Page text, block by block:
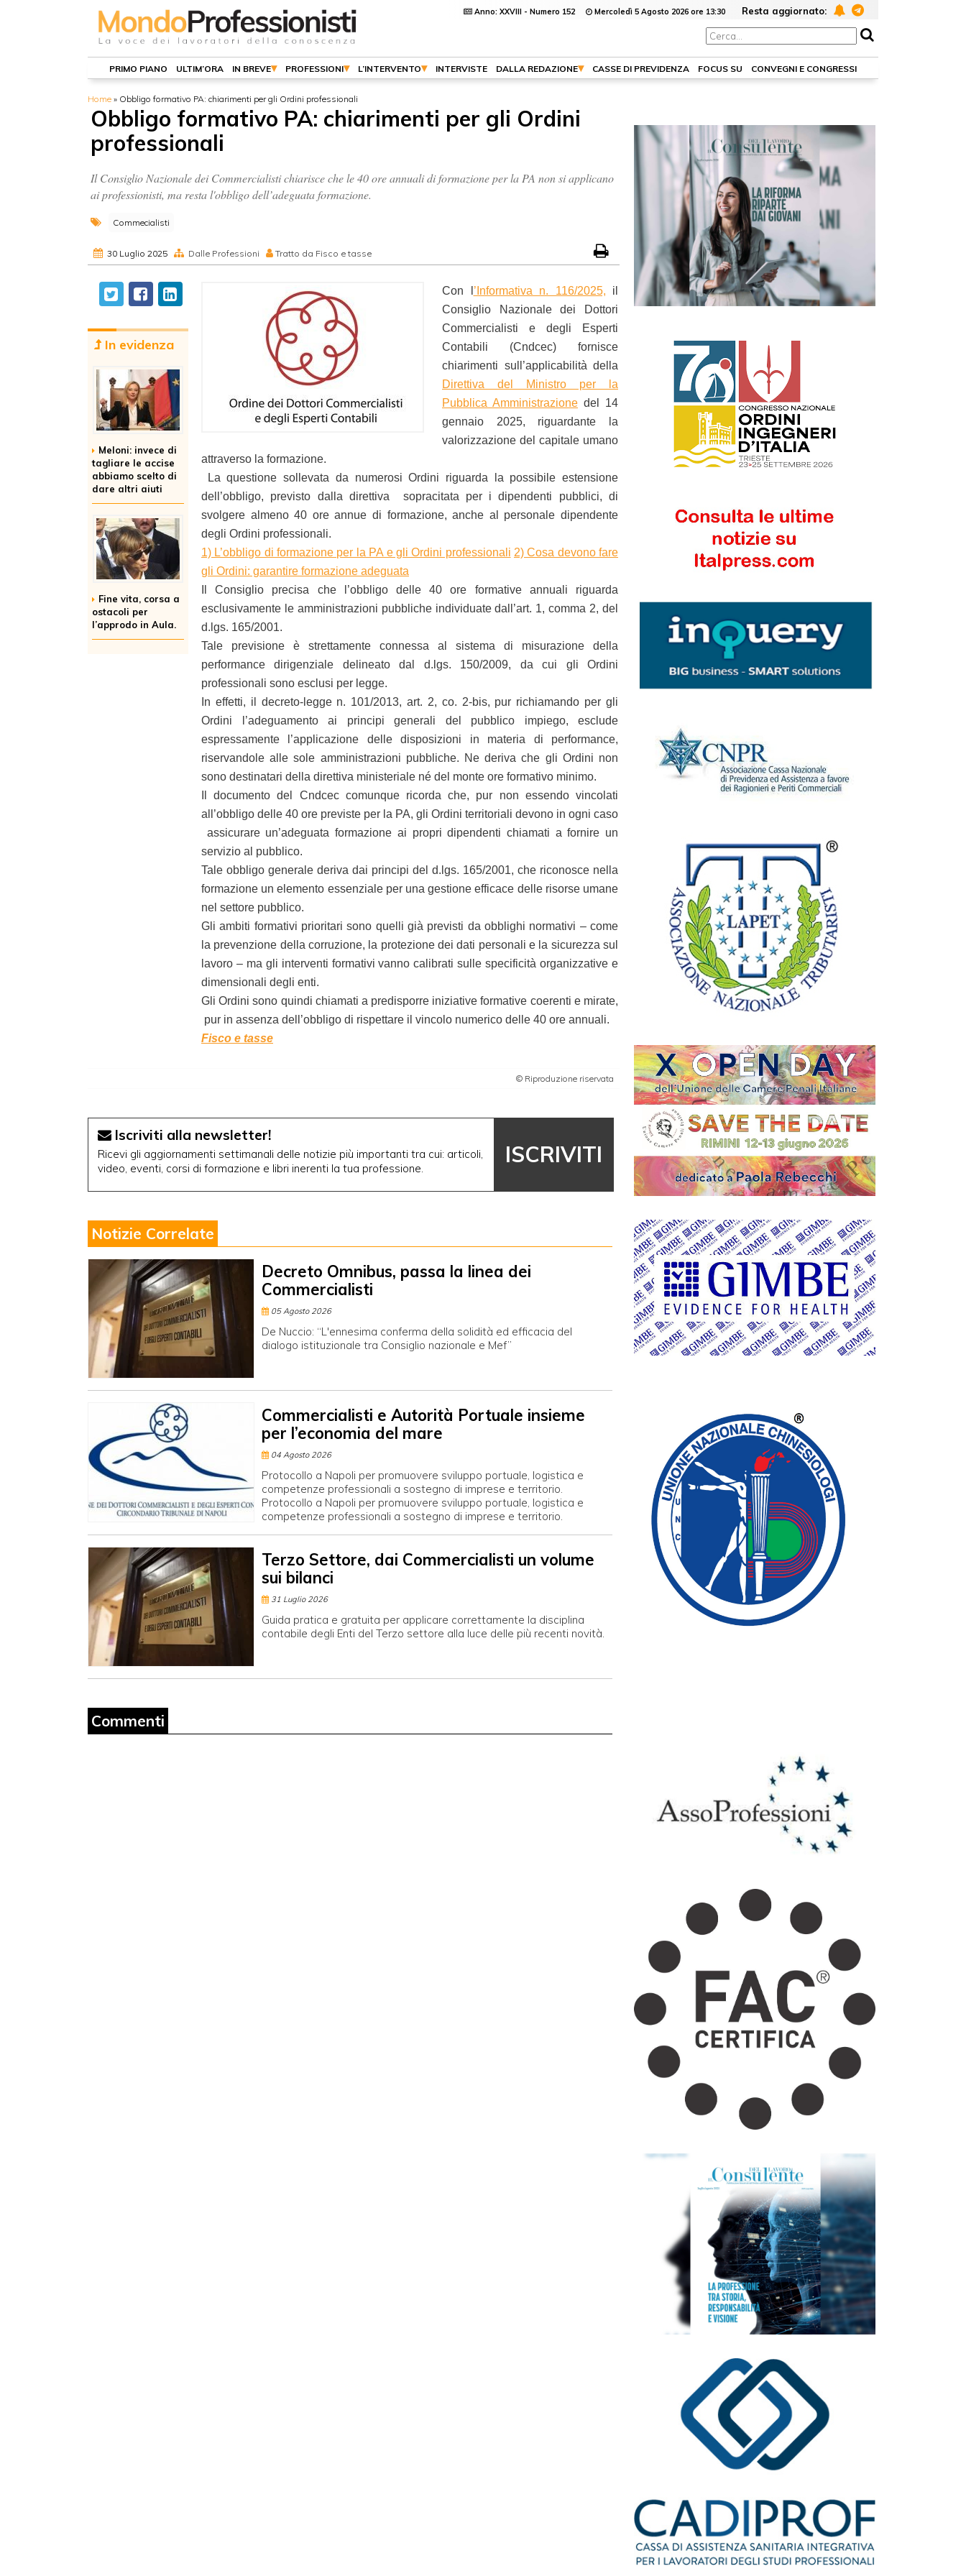
Anno: XXVIII - Numero 152 Mercoledì 5 Agosto 2026 ore 13:30 Resta aggiornato:
PRIMO PIANO ULTIM’ORA IN BREVE PROFESSIONI L’INTERVENTO INTERVISTE DALLA REDAZIONE CASSE DI PREVIDENZA FOCUS SU CONVEGNI E CONGRESSI
Home » Obbligo formativo PA: chiarimenti per gli Ordini professionali
Obbligo formativo PA: chiarimenti per gli Ordini
professionali
Il Consiglio Nazionale dei Commercialisti chiarisce che le 40 ore annuali di formazione per la PA non si applicano
ai professionisti, ma resta l'obbligo dell’adeguata formazione.
Commecialisti
30 Luglio 2025 Dalle Professioni Tratto da Fisco e tasse
In evidenza
Meloni: invece di
tagliare le accise
abbiamo scelto di
dare altri aiuti
Fine vita, corsa a
ostacoli per
l’approdo in Aula.
Con l ’Informativa n. 116/2025, il
Consiglio Nazionale dei Dottori
Commercialisti e degli Esperti
Contabili (Cndcec) fornisce
chiarimenti sull’applicabilità della
Direttiva del Ministro per la
Pubblica Amministrazione del 14
gennaio 2025, riguardante la
valorizzazione del capitale umano
attraverso la formazione.
La questione sollevata da numerosi Ordini riguarda la possibile estensione
dell’obbligo, previsto dalla direttiva sopracitata per i dipendenti pubblici, di
svolgere almeno 40 ore annue di formazione, anche al personale dipendente
degli Ordini professionali.
1) L’obbligo di formazione per la PA e gli Ordini professionali 2) Cosa devono fare
gli Ordini: garantire formazione adeguata
Il Consiglio precisa che l’obbligo delle 40 ore formative annuali riguarda
esclusivamente le amministrazioni pubbliche individuate dall’art. 1, comma 2, del
d.lgs. 165/2001.
Tale previsione è strettamente connessa al sistema di misurazione della
performance dirigenziale delineato dal d.lgs. 150/2009, da cui gli Ordini
professionali sono esclusi per legge.
In effetti, il decreto-legge n. 101/2013, art. 2, co. 2-bis, pur richiamando per gli
Ordini l’adeguamento ai principi generali del pubblico impiego, esclude
espressamente l’applicazione delle disposizioni in materia di performance,
riservandole alle sole amministrazioni pubbliche. Ne deriva che gli Ordini non
sono destinatari della direttiva ministeriale né del monte ore formativo minimo.
Il documento del Cndcec comunque ricorda che, pur non essendo vincolati
all’obbligo delle 40 ore previste per la PA, gli Ordini territoriali devono in ogni caso
assicurare un’adeguata formazione ai propri dipendenti chiamati a fornire un
servizio al pubblico.
Tale obbligo generale deriva dai principi del d.lgs. 165/2001, che riconosce nella
formazione un elemento essenziale per una gestione efficace delle risorse umane
nel settore pubblico.
Gli ambiti formativi prioritari sono quelli già previsti da obblighi normativi – come
la prevenzione della corruzione, la protezione dei dati personali e la sicurezza sul
lavoro – ma gli interventi formativi vanno calibrati sulle specificità organizzative e
dimensionali degli enti.
Gli Ordini sono quindi chiamati a predisporre iniziative formative coerenti e mirate,
pur in assenza dell’obbligo di rispettare il vincolo numerico delle 40 ore annuali.
Fisco e tasse
© Riproduzione riservata
Iscriviti alla newsletter!
Ricevi gli aggiornamenti settimanali delle notizie più importanti tra cui: articoli,
video, eventi, corsi di formazione e libri inerenti la tua professione.
ISCRIVITI
Notizie Correlate
Decreto Omnibus, passa la linea dei
Commercialisti
05 Agosto 2026
De Nuccio: “L'ennesima conferma della solidità ed efficacia del
dialogo istituzionale tra Consiglio nazionale e Mef”
Commercialisti e Autorità Portuale insieme
per l’economia del mare
04 Agosto 2026
Protocollo a Napoli per promuovere sviluppo portuale, logistica e
competenze professionali a sostegno di imprese e territorio.
Protocollo a Napoli per promuovere sviluppo portuale, logistica e
competenze professionali a sostegno di imprese e territorio.
Terzo Settore, dai Commercialisti un volume
sui bilanci
31 Luglio 2026
Guida pratica e gratuita per applicare correttamente la disciplina
contabile degli Enti del Terzo settore alla luce delle più recenti novità.
Commenti